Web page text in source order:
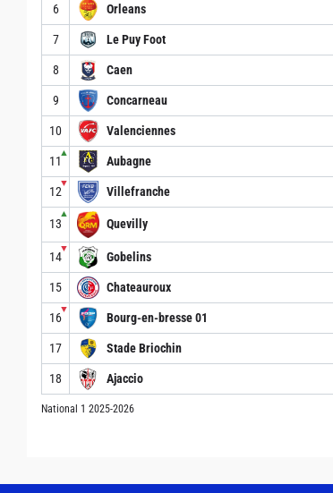
6 Orleans
7 Le Puy Foot
8 Caen
9 Concarneau
10 Valenciennes
11
▲
Aubagne
12
▼
Villefranche
13
▲
Quevilly
14
▼
Gobelins
15 Chateauroux
16
▼
Bourg-en-bresse 01
17 Stade Briochin
18 Ajaccio
National 1 2025-2026